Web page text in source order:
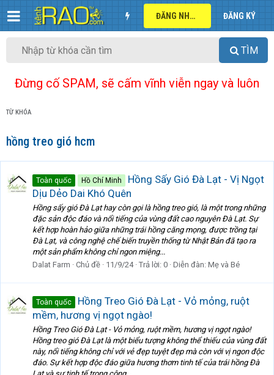
ĐĂNG NHẬP ĐĂNG KÝ
TÌM
Đừng cố SPAM, sẽ cấm vĩnh viễn ngay và luôn
TỪ KHÓA
hồng treo gió hcm
Toàn quốc Hồ Chí Minh
Hồng Sấy Gió Đà Lạt - Vị Ngọt
Dịu Dẻo Dai Khó Quên
Hồng sấy gió Đà Lạt hay còn gọi là hồng treo gió, là một trong những
đặc sản độc đáo và nổi tiếng của vùng đất cao nguyên Đà Lạt. Sự
kết hợp hoàn hảo giữa những trái hồng căng mọng, được trồng tại
Đà Lạt, và công nghệ chế biến truyền thống từ Nhật Bản đã tạo ra
một sản phẩm không chỉ ngon miệng...
Dalat Farm
Chủ đề 11/9/24 Trả lời: 0 Diễn đàn: Mẹ và Bé
Toàn quốc
Hồng Treo Gió Đà Lạt - Vỏ mỏng, ruột
mềm, hương vị ngọt ngào!
Hồng Treo Gió Đà Lạt - Vỏ mỏng, ruột mềm, hương vị ngọt ngào!
Hồng treo gió Đà Lạt là một biểu tượng không thể thiếu của vùng đất
này, nổi tiếng không chỉ với vẻ đẹp tuyệt đẹp mà còn với vị ngon độc
đáo. Sự kết hợp độc đáo giữa hương thơm tinh tế của trái hồng Đà